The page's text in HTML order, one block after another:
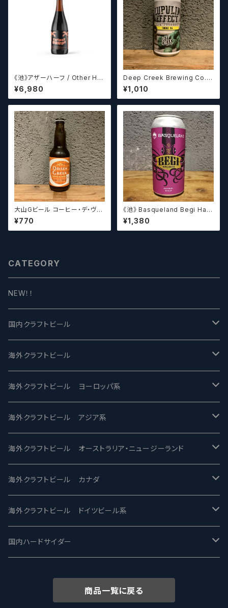
《池》アザーハーフ / Other Hal
f Brewing Triple Drupe【ク
ラフトビールシザーズ】
¥6,980
Deep Creek Brewing Co. L
upulin Effect ディープクリ
ーク ルプリン エフェクト
¥1,010
大山Gビール コーヒー・デ・ヴァ
イス【クラフトビール】
¥770
《池》 Basqueland Begi Hau
ndi ベヒ アウンディ
¥1,380
CATEGORY
NEW！！
国内クラフトビール
UCHU BREWING -うちゅうブルーイング
バテレ -VERTERE
2nd Story Ale Works -セカンドストーリー
ビアへるん - Beer Hearn
忽布古丹醸造 - HOP KOTAN
ワイマーケットブルーイング Y.Market Brewing
志賀高原ビール - SIGAKOGEN
箕面ビール - MINOH BEER
海外クラフトビール
Modern Times モダンタイムズ
Maui マウイ
Toppling Goliath トップリンゴライアス
Fair State フェアステイト
Lagunitas ラグニタス
FirestoneWalker ファイアストーン
Mikkeller ミッケラー
海外クラフトビール ヨーロッパ系
UnBarred -アンバード
SAIREN /サイレン
ワイルドチャイルド - Wilde Child
BrewDog Brewery - ブリュードッグ
The Flying Inn / ザ フライイング イン
Lambiek Fabriek - ファブリーク
海外クラフトビール アジア系
gweilo-鬼佬 グウァイロ
Heart Of Darkness - ハートオブダークネス
Carbon brews -カーボン
TAIHU - タイフー
Behemoth - ベヒーモス
海外クラフトビール オーストラリア・ニュージーランド
ROCKY RIDGE - ロッキーリッジ
BODRIGGY BREWING ボッドリッジー
CO-CONSPIRATORS コ・コンスピレーターズ
Deep Creek Brewing Co.
海外クラフトビール カナダ
Jackie O's ジャッキーオーズ
Westbrook ウェストブルック
Strathcona ストラスコナ
海外クラフトビール ドイツビール系
Karmeliten カーメリテン
Früh フリュー
国内ハードサイダー
商品一覧に戻る